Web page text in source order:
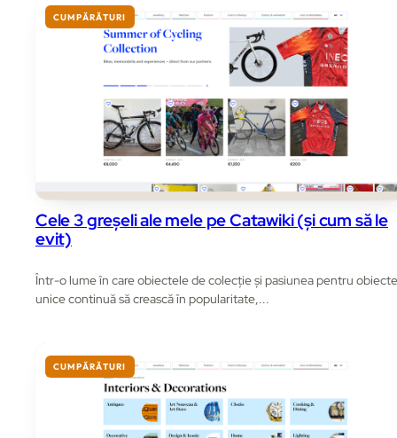
CUMPĂRĂTURI
Cele 3 greșeli ale mele pe Catawiki (și cum să le
evit)
Într-o lume în care obiectele de colecție și pasiunea pentru obiecte
unice continuă să crească în popularitate,...
CUMPĂRĂTURI